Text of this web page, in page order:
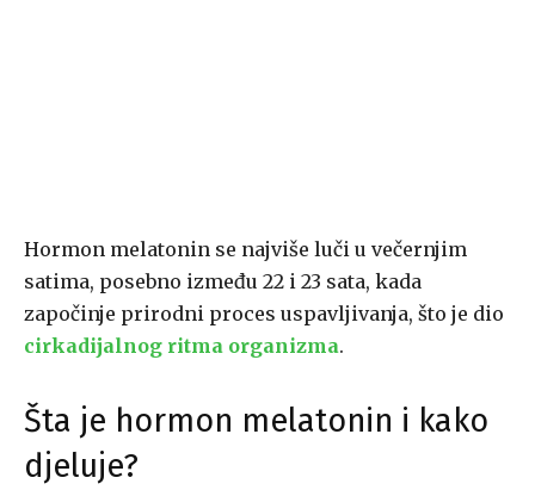
Hormon melatonin se najviše luči u večernjim
satima, posebno između 22 i 23 sata, kada
započinje prirodni proces uspavljivanja, što je dio
cirkadijalnog ritma organizma.
Šta je hormon melatonin i kako
djeluje?